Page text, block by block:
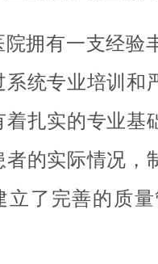
院拥有一支经验
系统专业培训和
着扎实的专业基
者的实际情况，
立了完善的质